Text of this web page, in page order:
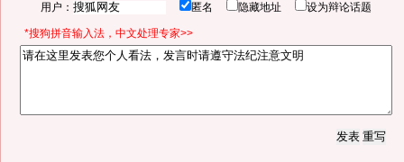
用户： 匿名 隐藏地址 设为辩论话题
*搜狗拼音输入法，中文处理专家>>